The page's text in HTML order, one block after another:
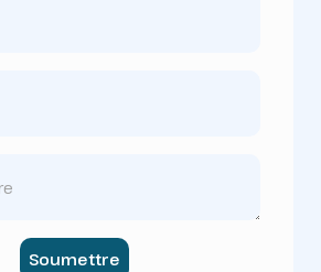
Soumettre